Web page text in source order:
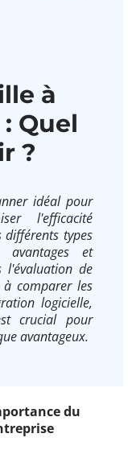
à
Quel
?
idéal pour
l'efficacité
différents types
avantages et
l'évaluation de
à comparer les
logicielle,
crucial pour
avantageux.
du